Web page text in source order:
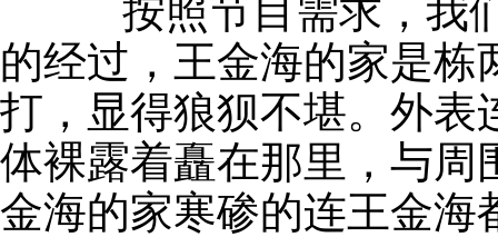
按照节目需求，我们
的经过，王金海的家是
打，显得狼狈不堪。外表
体裸露着矗在那里，与周
金海的家寒碜的连王金海